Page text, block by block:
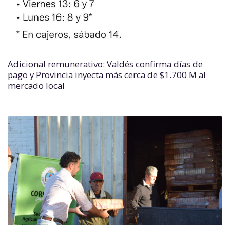
Adicional remunerativo: Valdés confirma días de
pago y Provincia inyecta más cerca de $1.700 M al
mercado local